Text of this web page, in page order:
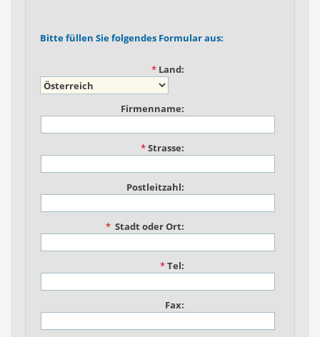
Bitte füllen Sie folgendes Formular aus:
*Land:
Firmenname:
*Strasse:
Postleitzahl:
*Stadt oder Ort:
*Tel:
Fax: